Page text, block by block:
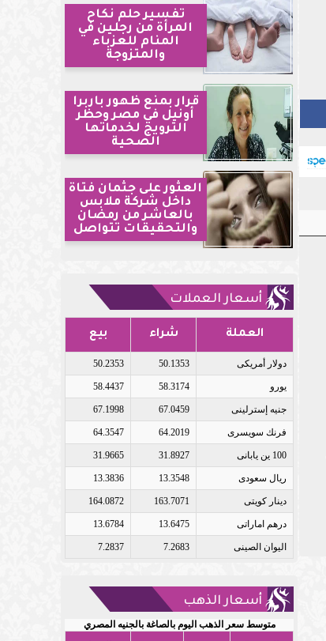
تفسير حلم نكاح
المرأة من رجلين في
المنام للعزباء
والمتزوجة
قرار بمنع ظهور باربرا
أونيل في مصر وحظر
الترويج لخدماتها
الصحية
العثور على جثمان فتاة
داخل شركة ملابس
بالعاشر من رمضان
والتحقيقات تتواصل
أسعار العملات
العملة شراء بيع
دولار أمريكى 50.1353
50.2353
يورو 58.3174
58.4437
جنيه إسترلينى 67.0459
67.1998
فرنك سويسرى 64.2019
64.3547
100 ين يابانى 31.8927
31.9665
ريال سعودى 13.3548
13.3836
دينار كويتى 163.7071
164.0872
درهم اماراتى 13.6475
13.6784
اليوان الصينى 7.2683
7.2837
أسعار الذهب
متوسط سعر الذهب اليوم بالصاغة بالجنيه المصري